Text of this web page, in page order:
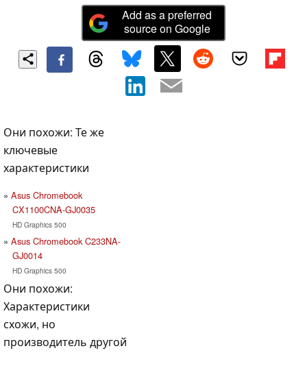
Add as a preferred
source on Google
Они похожи: Те же
ключевые
характеристики
Asus Chromebook
CX1100CNA-GJ0035
HD Graphics 500
Asus Chromebook C233NA-
GJ0014
HD Graphics 500
Они похожи:
Характеристики
схожи, но
производитель другой